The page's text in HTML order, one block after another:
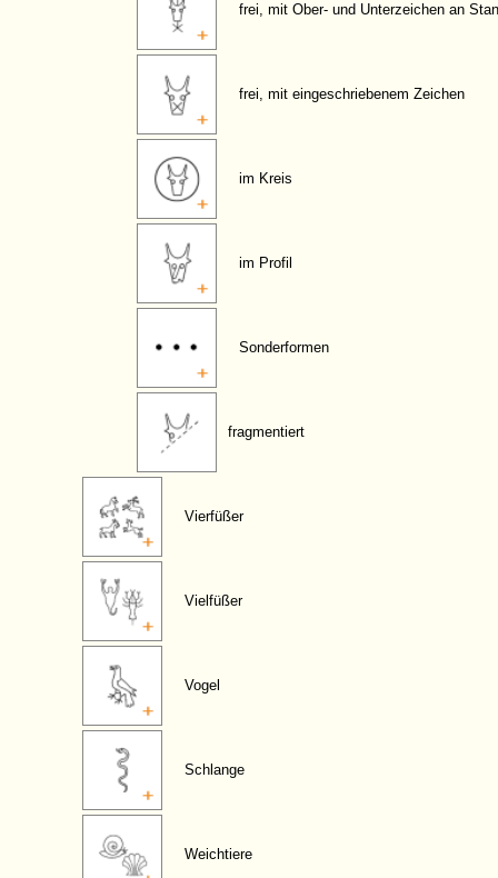
frei, mit Ober- und Unterzeichen an
frei, mit eingeschriebenem Zeichen
im Kreis
im Profil
Sonderformen
fragmentiert
Vierfüßer
Vielfüßer
Vogel
Schlange
Weichtiere